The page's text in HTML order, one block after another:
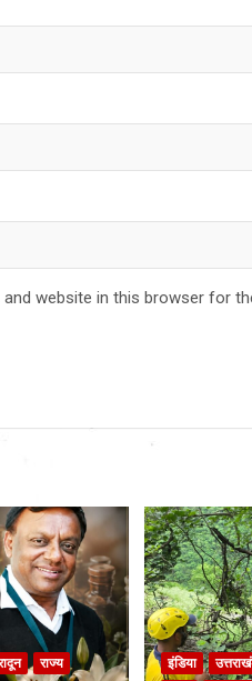
and website in this browser for
राज्य
इंडिया